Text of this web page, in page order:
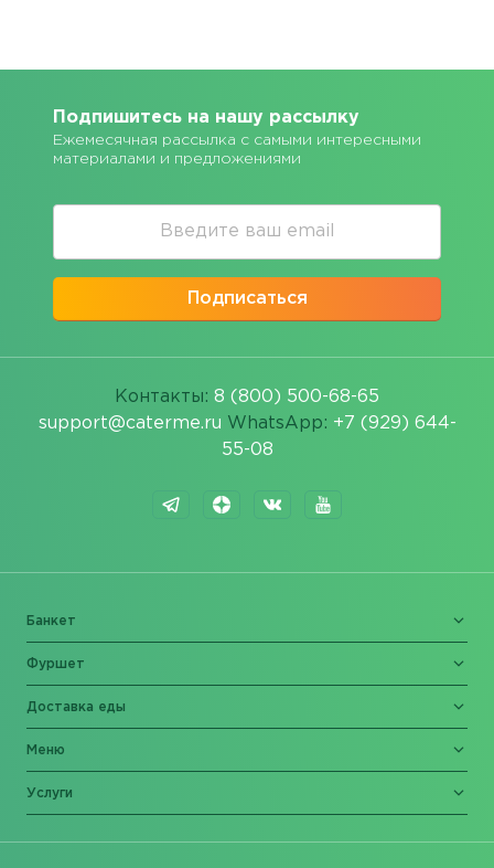
Подпишитесь на нашу рассылку
Ежемесячная рассылка с самыми интересными
материалами и предложениями
Подписаться
Контакты: 8 (800) 500-68-65
support@caterme.ru WhatsApp: +7 (929) 644-
55-08
Банкет
Фуршет
Доставка еды
Меню
Услуги